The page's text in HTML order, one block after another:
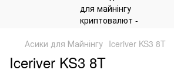
Асики для Майнінгу Iceriver KS3 8T
Iceriver KS3 8T